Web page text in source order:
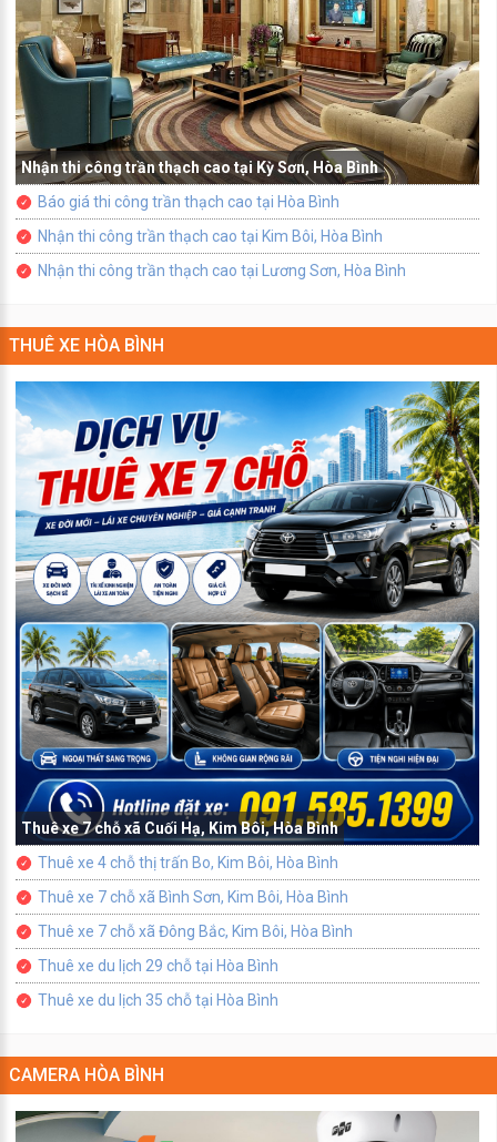
Nhận thi công trần thạch cao tại Kỳ Sơn, Hòa Bình
Báo giá thi công trần thạch cao tại Hòa Bình
Nhận thi công trần thạch cao tại Kim Bôi, Hòa Bình
Nhận thi công trần thạch cao tại Lương Sơn, Hòa Bình
THUÊ XE HÒA BÌNH
Thuê xe 7 chỗ xã Cuối Hạ, Kim Bôi, Hòa Bình
Thuê xe 4 chỗ thị trấn Bo, Kim Bôi, Hòa Bình
Thuê xe 7 chỗ xã Bình Sơn, Kim Bôi, Hòa Bình
Thuê xe 7 chỗ xã Đông Bắc, Kim Bôi, Hòa Bình
Thuê xe du lịch 29 chỗ tại Hòa Bình
Thuê xe du lịch 35 chỗ tại Hòa Bình
CAMERA HÒA BÌNH